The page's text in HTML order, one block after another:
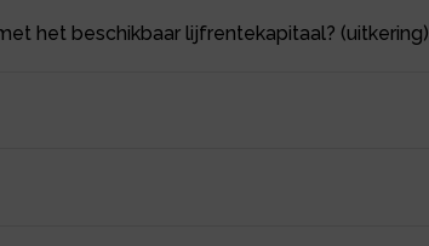
het beschikbaar lijfrentekapitaal? (uitkering)